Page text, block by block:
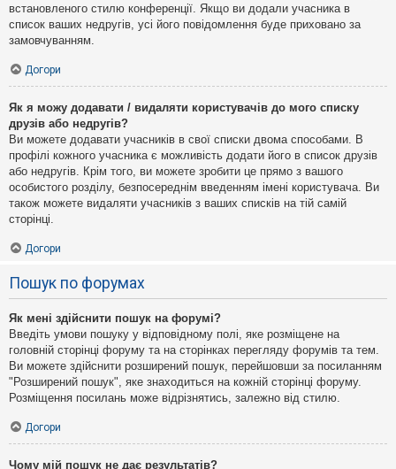
встановленого стилю конференції. Якщо ви додали учасника в
список ваших недругів, усі його повідомлення буде приховано за
замовчуванням.
Догори
Як я можу додавати / видаляти користувачів до мого списку
друзів або недругів?
Ви можете додавати учасників в свої списки двома способами. В
профілі кожного учасника є можливість додати його в список друзів
або недругів. Крім того, ви можете зробити це прямо з вашого
особистого розділу, безпосереднім введенням імені користувача. Ви
також можете видаляти учасників з ваших списків на тій самій
сторінці.
Догори
Пошук по форумах
Як мені здійснити пошук на форумі?
Введіть умови пошуку у відповідному полі, яке розміщене на
головній сторінці форуму та на сторінках перегляду форумів та тем.
Ви можете здійснити розширений пошук, перейшовши за посиланням
"Розширений пошук", яке знаходиться на кожній сторінці форуму.
Розміщення посилань може відрізнятись, залежно від стилю.
Догори
Чому мій пошук не дає результатів?